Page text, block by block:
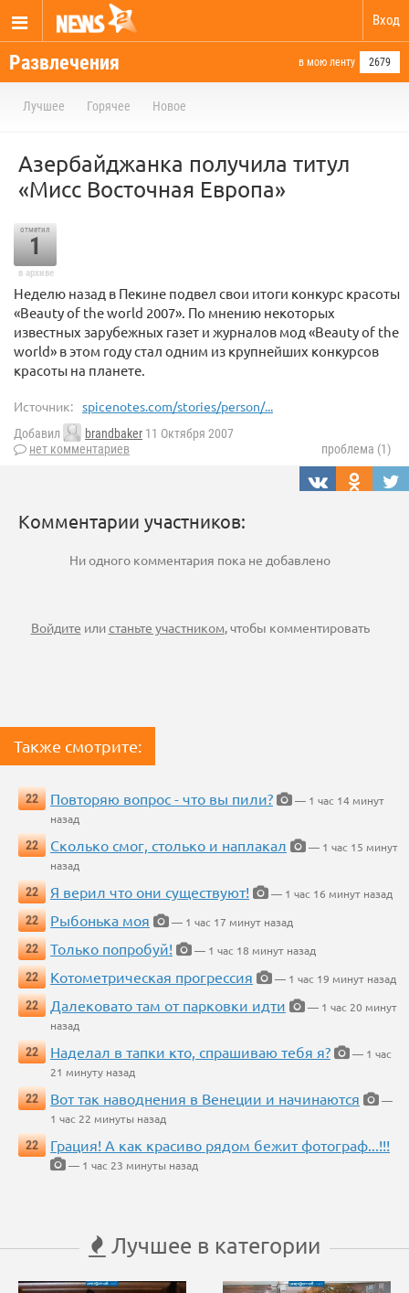
Вход
Развлечения в мою ленту 2679
Лучшее Горячее Новое
Азербайджанка получила титул
«Мисс Восточная Европа»
отметил
1
в архиве
Неделю назад в Пекине подвел свои итоги конкурс красоты
«Beauty of the world 2007». По мнению некоторых
известных зарубежных газет и журналов мод «Beauty of the
world» в этом году стал одним из крупнейших конкурсов
красоты на планете.
Источник: spicenotes.com/stories/person/...
Добавил brandbaker 11 Октября 2007
нет комментариев
проблема (1)
Комментарии участников:
Ни одного комментария пока не добавлено
Войдите илистаньте участником, чтобы комментировать
Также смотрите:
22 Повторяю вопрос - что вы пили?
— 1 час 14 минут
назад
22
Сколько смог, столько и наплакал
— 1 час 15 минут
назад
22
Я верил что они существуют!
— 1 час 16 минут назад
22
Рыбонька моя
— 1 час 17 минут назад
22
Только попробуй!
— 1 час 18 минут назад
22
Котометрическая прогрессия
— 1 час 19 минут назад
22
Далековато там от парковки идти
— 1 час 20 минут
назад
22
Наделал в тапки кто, спрашиваю тебя я?
— 1 час
21 минуту назад
22
Вот так наводнения в Венеции и начинаются
—
1 час 22 минуты назад
22
Грация! А как красиво рядом бежит фотограф...!!!
— 1 час 23 минуты назад
Лучшее в категории